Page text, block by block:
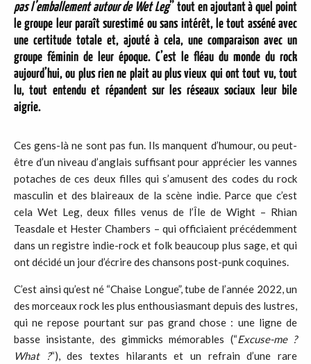
pas l’emballement autour de Wet Leg” tout en ajoutant à quel point
le groupe leur paraît surestimé ou sans intérêt, le tout asséné avec
une certitude totale et, ajouté à cela, une comparaison avec un
groupe féminin de leur époque. C’est le fléau du monde du rock
aujourd’hui, ou plus rien ne plait au plus vieux qui ont tout vu, tout
lu, tout entendu et répandent sur les réseaux sociaux leur bile
aigrie.
Ces gens-là ne sont pas fun. Ils manquent d’humour, ou peut-
être d’un niveau d’anglais suffisant pour apprécier les vannes
potaches de ces deux filles qui s’amusent des codes du rock
masculin et des blaireaux de la scène indie. Parce que c’est
cela Wet Leg, deux filles venus de l’Île de Wight – Rhian
Teasdale et Hester Chambers – qui officiaient précédemment
dans un registre indie-rock et folk beaucoup plus sage, et qui
ont décidé un jour d’écrire des chansons post-punk coquines.
C’est ainsi qu’est né “Chaise Longue”, tube de l’année 2022, un
des morceaux rock les plus enthousiasmant depuis des lustres,
qui ne repose pourtant sur pas grand chose : une ligne de
basse insistante, des gimmicks mémorables (“Excuse-me ?
What ?“), des textes hilarants et un refrain d’une rare